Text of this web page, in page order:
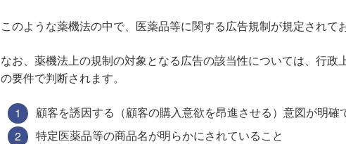
このような薬機法の中で、医薬品等に関する広告規制が規定されて
なお、薬機法上の規制の対象となる広告の該当性については、行政
の要件で判断されます。
顧客を誘因する（顧客の購入意欲を昂進させる）意図が明確
特定医薬品等の商品名が明らかにされていること